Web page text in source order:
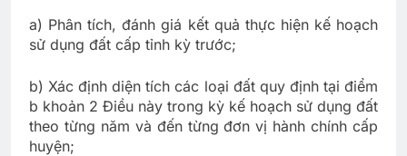
a) Phân tích, đánh giá kết quả thực hiện kế hoạch
sử dụng đất cấp tỉnh kỳ trước;
b) Xác định diện tích các loại đất quy định tại điểm
b khoản 2 Điều này trong kỳ kế hoạch sử dụng đất
theo từng năm và đến từng đơn vị hành chính cấp
huyện;